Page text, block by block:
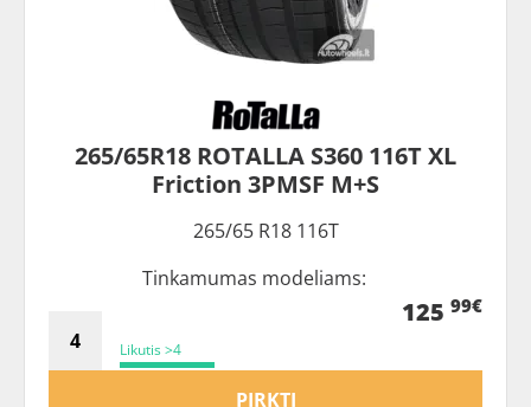
265/65R18 ROTALLA S360 116T XL
Friction 3PMSF M+S
265/65 R18 116T
Tinkamumas modeliams:
Likutis >4
125 99€
PIRKTI